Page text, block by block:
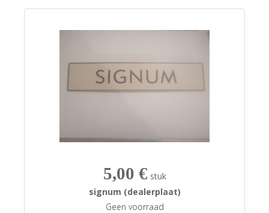
5,00 € stuk
signum (dealerplaat)
Geen voorraad